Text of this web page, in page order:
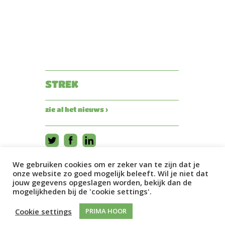
STREK
zie al het nieuws ›
We gebruiken cookies om er zeker van te zijn dat je
onze website zo goed mogelijk beleeft. Wil je niet dat
jouw gegevens opgeslagen worden, bekijk dan de
mogelijkheden bij de 'cookie settings'.
Cookie settings
PRIMA HOOR